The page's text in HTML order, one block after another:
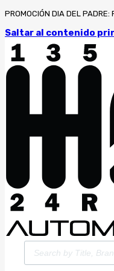
PROMOCIÓN DIA DEL PADRE:
Saltar al contenido
Búsqueda
de
productos